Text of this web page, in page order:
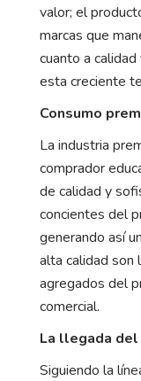
valor; el
marcas que
cuanto a
esta creciente
Consumo
La industria
comprador
de calidad y
concientes del
generando así
alta calidad son
agregados del
comercial.
La llegada
Siguiendo la